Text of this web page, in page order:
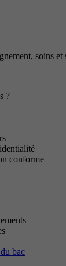
soins et
?
conforme
bac